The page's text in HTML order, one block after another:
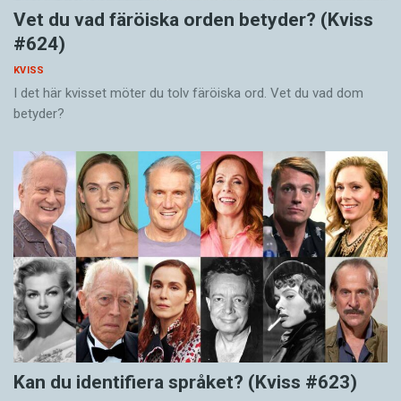
Vet du vad färöiska orden betyder? (Kviss
#624)
KVISS
I det här kvisset möter du tolv färöiska ord. Vet du vad dom
betyder?
Kan du identifiera språket? (Kviss #623)